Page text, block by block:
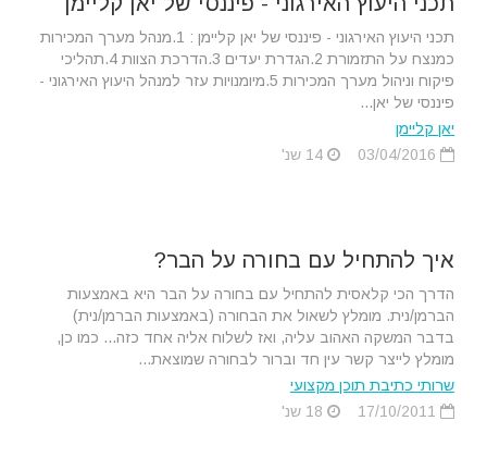
תכני היעוץ האירגוני - פיננסי של יאן קליימן : 1.מנהל מערך המכירות
כמנצח על התזמורת 2.הגדרת יעדים 3.הדרכת הצוות 4.תהליכי
פיקוח וניהול מערך המכירות 5.מיומנויות עזר למנהל היעוץ האירגוני -
פיננסי של יאן...
יאן קליימן
איך להתחיל עם בחורה על הבר?
הדרך הכי קלאסית להתחיל עם בחורה על הבר היא באמצעות
הברמן/נית. מומלץ לשאול את הבחורה (באמצעות הברמן/נית)
בדבר המשקה האהוב עליה, ואז לשלוח אליה אחד כזה... כמו כן,
מומלץ לייצר קשר עין חד וברור לבחורה שמוצאת...
שרותי כתיבת תוכן מקצועי